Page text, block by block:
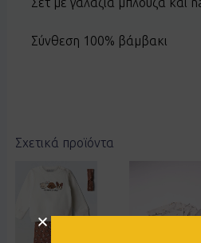
Σύνθεση 100% βάμβακι
Σχετικά προϊόντα